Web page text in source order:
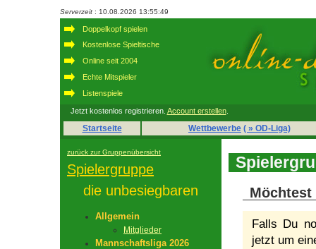
Serverzeit : 10.08.2026 13:55:49
Doppelkopf spielen
Kostenlose Spieltische
Online seit 2004
Echte Mitspieler
Listenspiele
Jetzt kostenlos registrieren. Account erstellen.
Startseite Wettbewerbe ( » OD-Liga)
zurück zur Gruppenübersicht
Spielergruppe
die unbesiegbaren
Allgemein
Mitglieder
Mannschaftsliga 2026
Möchtest
Falls Du
jetzt um